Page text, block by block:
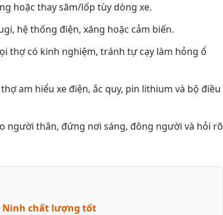
hoặc thay săm/lốp tùy dòng xe.
hệ thống điện, xăng hoặc cảm biến.
thợ có kinh nghiệm, tránh tự cạy làm hỏng ổ
am hiểu xe điện, ắc quy, pin lithium và bộ điều
người thân, đứng nơi sáng, đông người và hỏi rõ
Ninh chất lượng tốt